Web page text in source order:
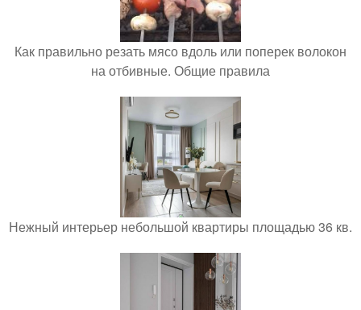
Как правильно резать мясо вдоль или поперек волокон
на отбивные. Общие правила
Нежный интерьер небольшой квартиры площадью 36 кв.